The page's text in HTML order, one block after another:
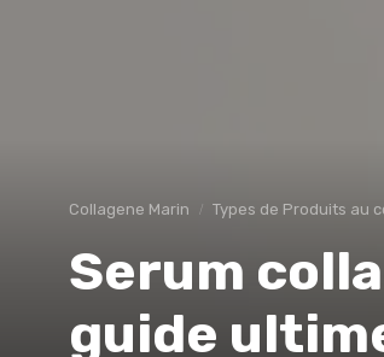
Collagene Marin Types de Produits au
Serum
guide